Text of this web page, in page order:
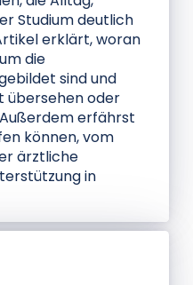
Studium deutlich
erklärt, woran
die
sind und
übersehen oder
erfährst
können, vom
ärztliche
in